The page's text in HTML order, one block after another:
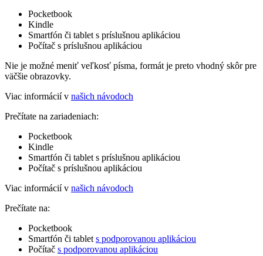
Pocketbook
Kindle
Smartfón či tablet s príslušnou aplikáciou
Počítač s príslušnou aplikáciou
Nie je možné meniť veľkosť písma, formát je preto vhodný skôr pre
väčšie obrazovky.
Viac informácií v našich návodoch
Prečítate na zariadeniach:
Pocketbook
Kindle
Smartfón či tablet s príslušnou aplikáciou
Počítač s príslušnou aplikáciou
Viac informácií v našich návodoch
Prečítate na:
Pocketbook
Smartfón či tablet s podporovanou aplikáciou
Počítač s podporovanou aplikáciou